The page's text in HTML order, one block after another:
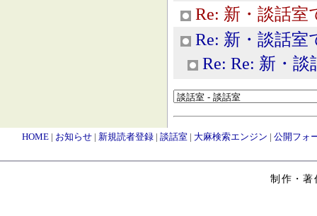
Re: 新・談話室
Re: 新・談話室
Re: Re: 新・
HOME | お知らせ | 新規読者登録 | 談話室 | 大麻検索エンジン | 公開フォ
制作・